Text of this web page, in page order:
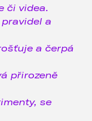
či videa.
a
a čerpá
přirozeně
se